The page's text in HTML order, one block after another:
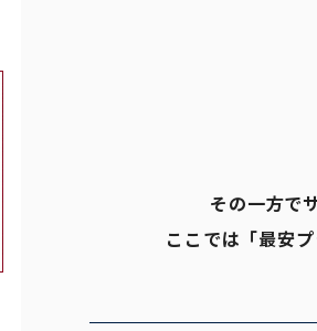
その一方で
ここでは「最安